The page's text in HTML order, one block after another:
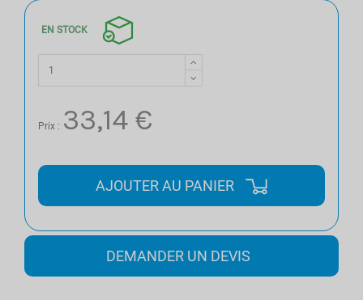
EN STOCK
Prix : 33,14 €
AJOUTER AU PANIER
DEMANDER UN DEVIS